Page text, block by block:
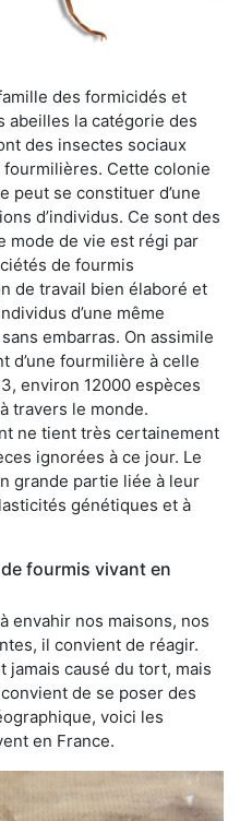
des formicidés et
abeilles la catégorie des
des insectes sociaux
Cette colonie
peut se constituer d’une
d’individus. Ce sont des
mode de vie est régi par
de fourmis
de travail bien élaboré et
d’une même
embarras. On assimile
d’une fourmilière à celle
environ 12000 espèces
travers le monde.
ne tient très certainement
ignorées à ce jour. Le
grande partie liée à leur
génétiques et à
fourmis vivant en
envahir nos maisons, nos
il convient de réagir.
jamais causé du tort, mais
de se poser des
voici les
en France.